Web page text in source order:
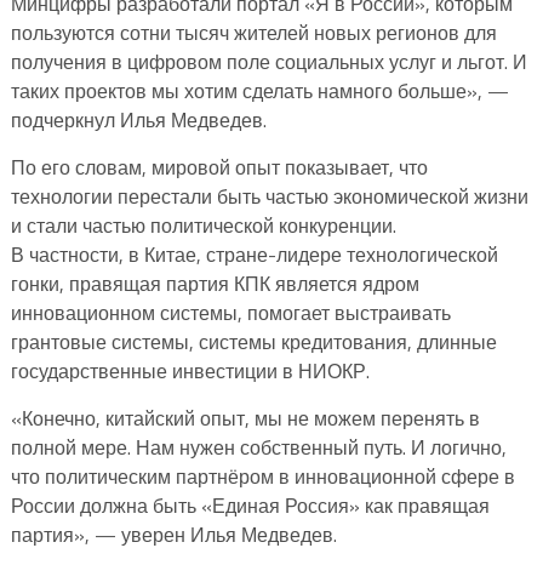
пользуются сотни тысяч жителей новых регионов для
получения в цифровом поле социальных услуг и льгот. И
таких проектов мы хотим сделать намного больше», —
подчеркнул Илья Медведев.
По его словам, мировой опыт показывает, что
технологии перестали быть частью экономической жизни
и стали частью политической конкуренции.
В частности, в Китае, стране-лидере технологической
гонки, правящая партия КПК является ядром
инновационном системы, помогает выстраивать
грантовые системы, системы кредитования, длинные
государственные инвестиции в НИОКР.
«Конечно, китайский опыт, мы не можем перенять в
полной мере. Нам нужен собственный путь. И логично,
что политическим партнёром в инновационной сфере в
России должна быть «Единая Россия» как правящая
партия», — уверен Илья Медведев.